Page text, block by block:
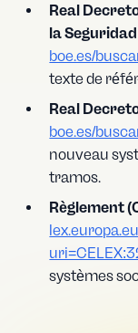
Real
la
boe.es/
texte de
Real
boe.es/
nouveau
tramos.
Règlement
systèmes